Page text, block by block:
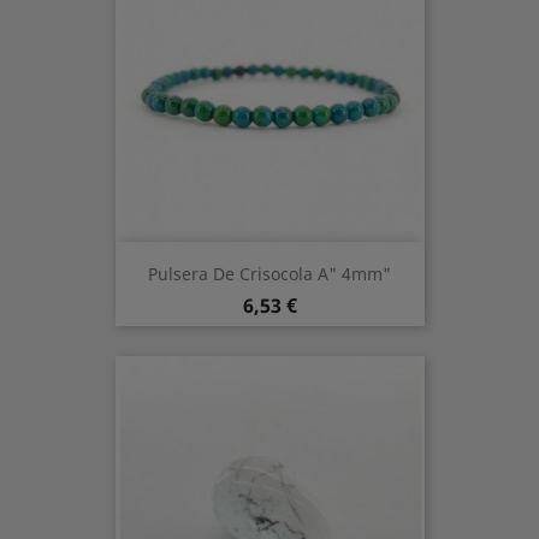
Pulsera De Crisocola A" 4mm"
Preis
6,53 €